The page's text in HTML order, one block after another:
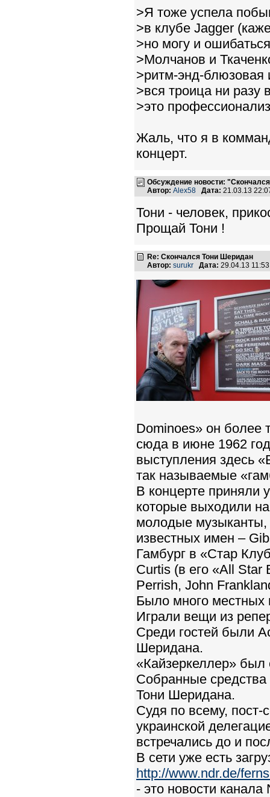
>Я тоже успела
>в клубе Jagger
>но могу и
>Молчанов и
>ритм-энд-блюзовая
>вся троица ни разу
>это
Жаль, что я в
концерт.
Обсуждение новости:
Автор: Alex58 Дата: 21.03.13
Тони - человек,
Прощай Тони !
Re: Скончался Тони Шеридан
Автор: surukr Дата: 29.04.13
Dominoes» он более
сюда в июне 1962
выступления здесь
так называемые
В концерте приняли
которые выходили
молодые музыканты,
известных имен –
Гамбург в «Стар
Curtis (в его «All Star
Perrish, John
Было много местных
Играли вещи из
Среди гостей были
Шеридана.
«Кайзеркеллер»
Собранные средства
Тони Шеридана.
Судя по всему, пост-
украинской
встречались до и
В сети уже есть
http://www.ndr.de/
- это новости канала